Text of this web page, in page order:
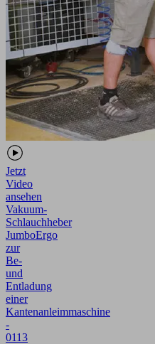
Jetzt
Video
ansehen
Vakuum-
Schlauchheber
JumboErgo
zur
Be-
und
Entladung
einer
Kantenanleimmaschine
-
0113